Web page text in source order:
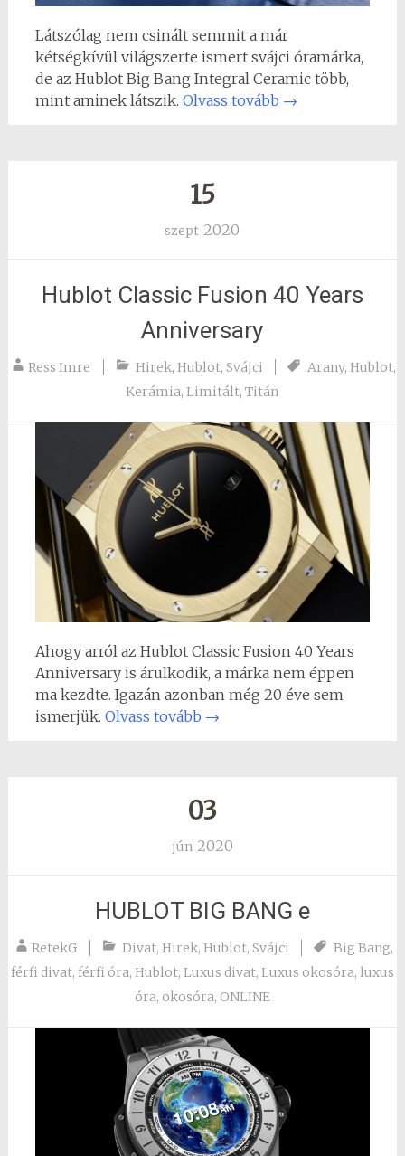
Látszólag nem csinált semmit a már
kétségkívül világszerte ismert svájci óramárka,
de az Hublot Big Bang Integral Ceramic több,
mint aminek látszik. Olvass tovább →
15
szept 2020
Hublot Classic Fusion 40 Years
Anniversary
Ress Imre Hirek,Hublot,Svájci Arany,Hublot,
Kerámia,Limitált,Titán
Ahogy arról az Hublot Classic Fusion 40 Years
Anniversary is árulkodik, a márka nem éppen
ma kezdte. Igazán azonban még 20 éve sem
ismerjük. Olvass tovább →
03
jún 2020
HUBLOT BIG BANG e
RetekG Divat, Hirek, Hublot, Svájci Big Bang,
férfi divat, férfi óra, Hublot, Luxus divat, Luxus okosóra, luxus
óra, okosóra, ONLINE